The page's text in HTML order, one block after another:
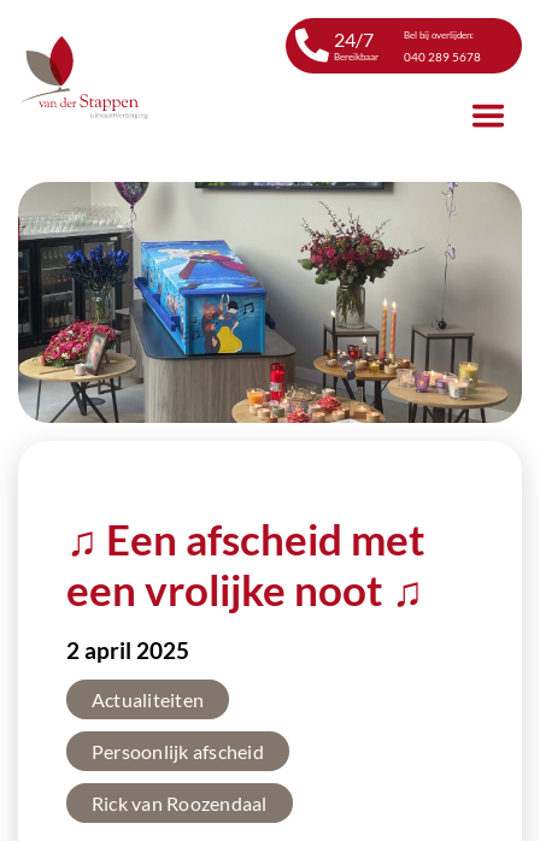
24/7
Bereikbaar
Bel bij overlijden:
040 289 5678
♫ Een afscheid met
een vrolijke noot ♫
2 april 2025
Actualiteiten
Persoonlijk afscheid
Rick van Roozendaal